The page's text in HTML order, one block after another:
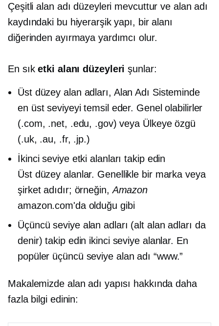
Çeşitli alan adı düzeyleri mevcuttur ve alan adı
kaydındaki bu hiyerarşik yapı, bir alanı
diğerinden ayırmaya yardımcı olur.
En sıketki alanı düzeyleri şunlar:
Üst düzey alan adları, Alan Adı Sisteminde
en üst seviyeyi temsil eder. Genel olabilirler
(.com, .net, .edu, .gov) veya Ülkeye özgü
(.uk, .au, .fr, .jp.)
İkinci seviyeetki alanları takip edin
Üst düzey alanlar. Genellikle bir marka veya
şirket adıdır; örneğin,Amazon
amazon.com'da olduğu gibi
Üçüncü seviyealan adları (alt alan adları da
denir) takip edin ikinci seviyealanlar. En
popüler üçüncü seviyealan adı “www.”
Makalemizde alan adı yapısı hakkında daha
fazla bilgi edinin: